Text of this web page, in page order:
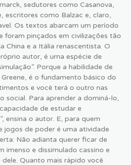
sedutores como Casanova,
escritores como Balzac e, claro,
Os textos abarcam um período
foram pinçados em civilizações tão
China e a Itália renascentista. O
autor, é uma espécie de
Porque a habilidade de
é o fundamento básico do
e você terá o outro nas
social. Para aprender a dominá-lo,
de estudar e
ensina o autor. E, para quem
jogos de poder é uma atividade
Não adianta querer ficar de
imenso e dissimulado cassino e
Quanto mais rápido você